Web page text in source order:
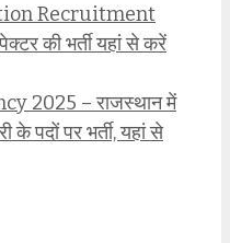
Recruitment
की भर्ती यहां से करें
2025 – राजस्थान में
के पदों पर भर्ती, यहां से